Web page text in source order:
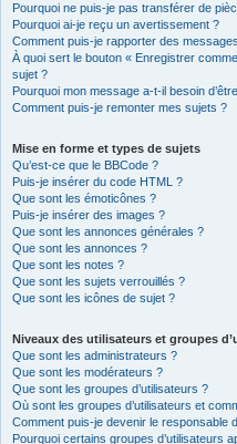
Pourquoi ne puis-je pas transférer de
Pourquoi ai-je reçu un avertissement ?
Comment puis-je rapporter des
À quoi sert le bouton « Enregistrer
sujet ?
Pourquoi mon message a-t-il besoin
Comment puis-je remonter mes sujets ?
Mise en forme et types de sujets
Qu’est-ce que le BBCode ?
Puis-je insérer du code HTML ?
Que sont les émoticônes ?
Puis-je insérer des images ?
Que sont les annonces générales ?
Que sont les annonces ?
Que sont les notes ?
Que sont les sujets verrouillés ?
Que sont les icônes de sujet ?
Niveaux des utilisateurs et groupes
Que sont les administrateurs ?
Que sont les modérateurs ?
Que sont les groupes d’utilisateurs ?
Où sont les groupes d’utilisateurs et
Comment puis-je devenir le responsable
Pourquoi certains groupes d’utilisateurs